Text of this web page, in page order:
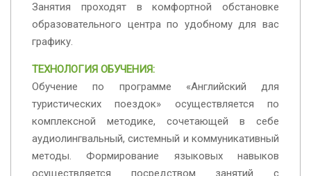
Занятия проходят в комфортной обстановке
образовательного центра по удобному для вас
графику.
ТЕХНОЛОГИЯ ОБУЧЕНИЯ:
Обучение по программе «Английский для
туристических поездок» осуществляется по
комплексной методике, сочетающей в себе
аудиолингвальный, системный и коммуникативный
методы. Формирование языковых навыков
осуществляется посредством занятий с